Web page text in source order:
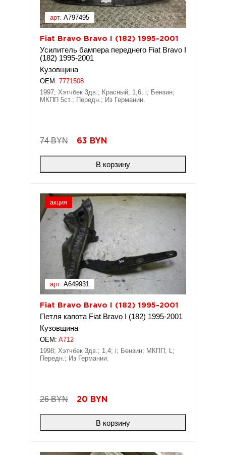
арт. A797495
Fiat Bravo Bravo I (182) 1995-2001
Усилитель бампера переднего Fiat Bravo I
(182) 1995-2001
Кузовщина
OEM: 7771508
1997; Хэтчбек 3дв.; Красный; 1,6; i; Бензин;
МКПП 5ст.; Передн.; Из Германии.
74 BYN 63 BYN
В корзину
акция
арт. A649931
Fiat Bravo Bravo I (182) 1995-2001
Петля капота Fiat Bravo I (182) 1995-2001
Кузовщина
OEM: A712
1998; Хэтчбек 3дв.; 1,4; i; Бензин; МКПП; L;
Передн.; Из Германии.
26 BYN 20 BYN
В корзину